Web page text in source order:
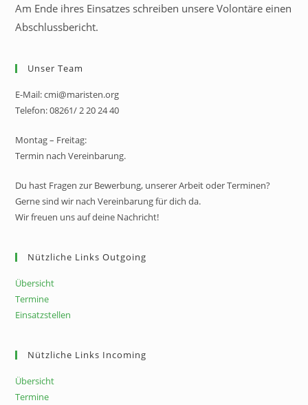
Am Ende ihres Einsatzes schreiben unsere Volontäre einen
Abschlussbericht.
Unser Team
E-Mail: cmi@maristen.org
Telefon: 08261/ 2 20 24 40
Montag – Freitag:
Termin nach Vereinbarung.
Du hast Fragen zur Bewerbung, unserer Arbeit oder Terminen?
Gerne sind wir nach Vereinbarung für dich da.
Wir freuen uns auf deine Nachricht!
Nützliche Links Outgoing
Übersicht
Termine
Einsatzstellen
Nützliche Links Incoming
Übersicht
Termine